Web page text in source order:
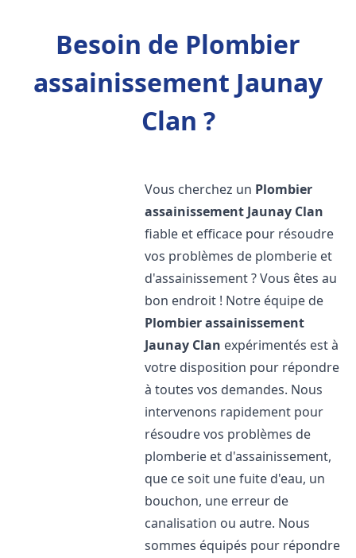
Besoin de Plombier
assainissement Jaunay
Clan ?
Vous cherchez un Plombier
assainissement Jaunay Clan
fiable et efficace pour résoudre
vos problèmes de plomberie et
d'assainissement ? Vous êtes au
bon endroit ! Notre équipe de
Plombier assainissement
Jaunay Clan expérimentés est à
votre disposition pour répondre
à toutes vos demandes. Nous
intervenons rapidement pour
résoudre vos problèmes de
plomberie et d'assainissement,
que ce soit une fuite d'eau, un
bouchon, une erreur de
canalisation ou autre. Nous
sommes équipés pour répondre